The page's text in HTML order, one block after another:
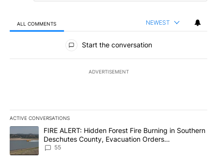
ALL COMMENTS NEWEST
All Comments
Start the conversation
ADVERTISEMENT
ACTIVE CONVERSATIONS
The following is a list of the most commented articles in the last
A trending article titled "FIRE ALERT: Hidden Forest Fire
FIRE ALERT: Hidden Forest Fire Burning in Southern
Deschutes County, Evacuation Orders
Implemented
55